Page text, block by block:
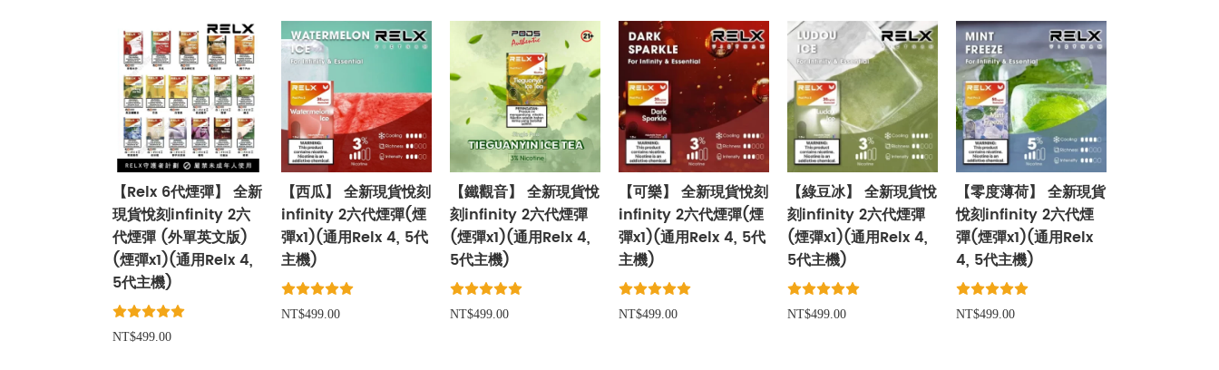
【Relx 6代煙彈】 全新
現貨悅刻infinity 2六
代煙彈 (外單英文版)
(煙彈x1)(通用Relx 4,
5代主機)
NT$499.00
【西瓜】 全新現貨悅刻
infinity 2六代煙彈(煙
彈x1)(通用Relx 4, 5代
主機)
NT$499.00
【鐵觀音】 全新現貨悅
刻infinity 2六代煙彈
(煙彈x1)(通用Relx 4,
5代主機)
NT$499.00
【可樂】 全新現貨悅刻
infinity 2六代煙彈(煙
彈x1)(通用Relx 4, 5代
主機)
NT$499.00
【綠豆冰】 全新現貨悅
刻infinity 2六代煙彈
(煙彈x1)(通用Relx 4,
5代主機)
NT$499.00
【零度薄荷】 全新現貨
悅刻infinity 2六代煙
彈(煙彈x1)(通用Relx
4, 5代主機)
NT$499.00